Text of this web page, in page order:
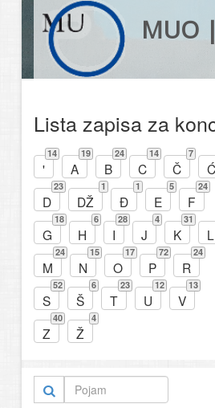
MUO
Lista zapisa za
'
14
A
19
B
24
C
14
Č
7
Ć
D
23
DŽ
1
Đ
1
E
5
F
24
G
18
H
6
I
28
J
4
K
31
L
M
24
N
15
O
17
P
72
R
24
S
52
Š
6
T
23
U
12
V
13
Z
40
Ž
4